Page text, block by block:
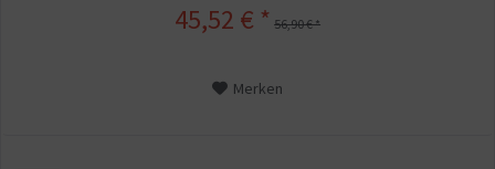
45,52 € * 56,90 € *
Merken